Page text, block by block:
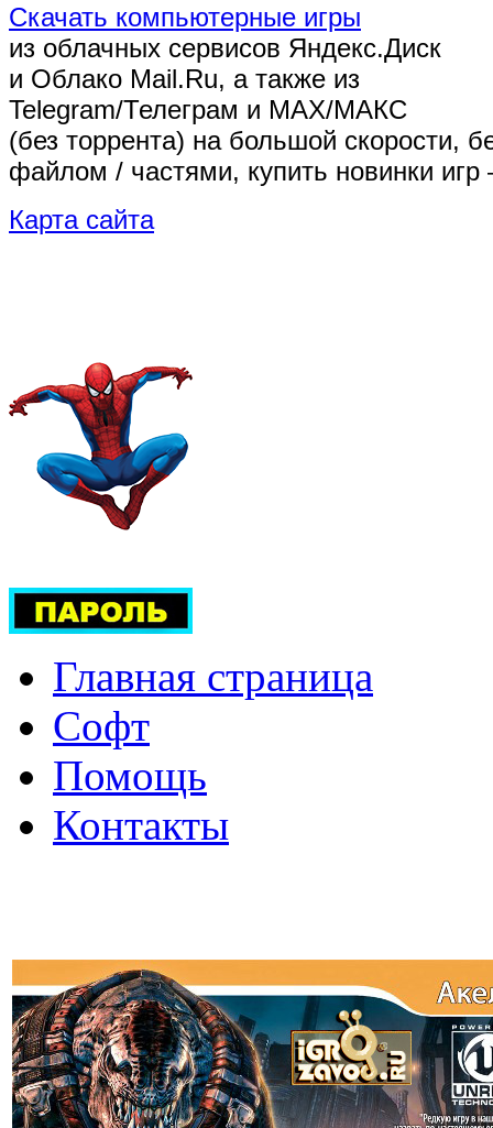
Скачать компьютерные игры
из облачных сервисов Яндекс.Диск
и Облако Mail.Ru, а также из
Telegram/Телеграм и MAX/МАКС
(без торрента) на большой скорости,
файлом / частями, купить новинки
Карта сайта
Главная страница
Софт
Помощь
Контакты